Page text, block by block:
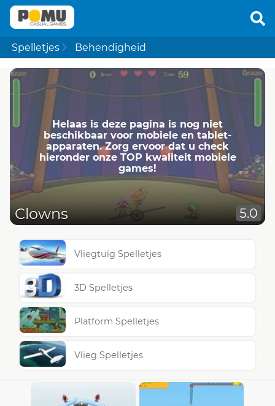
Spelletjes Behendigheid
Helaas is deze pagina is nog niet
beschikbaar voor mobiele en tablet-
apparaten. Zorg ervoor dat u check
hieronder onze TOP kwaliteit mobiele
games!
Clowns 5.0
Vliegtuig Spelletjes
3D Spelletjes
Platform Spelletjes
Vlieg Spelletjes